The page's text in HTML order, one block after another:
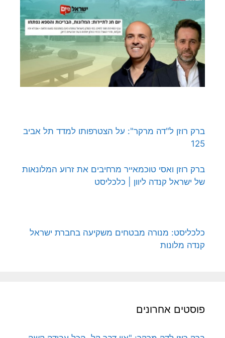
ברק רוזן ל"דה מרקר": על הצטרפותו למדד תל אביב
125
ברק רוזן ואסי טוכמאייר מרחיבים את זרוע המלונאות
של ישראל קנדה ליוון | כלכליסט
כלכליסט: מנורה מבטחים משקיעה בחברת ישראל
קנדה מלונות
פוסטים אחרונים